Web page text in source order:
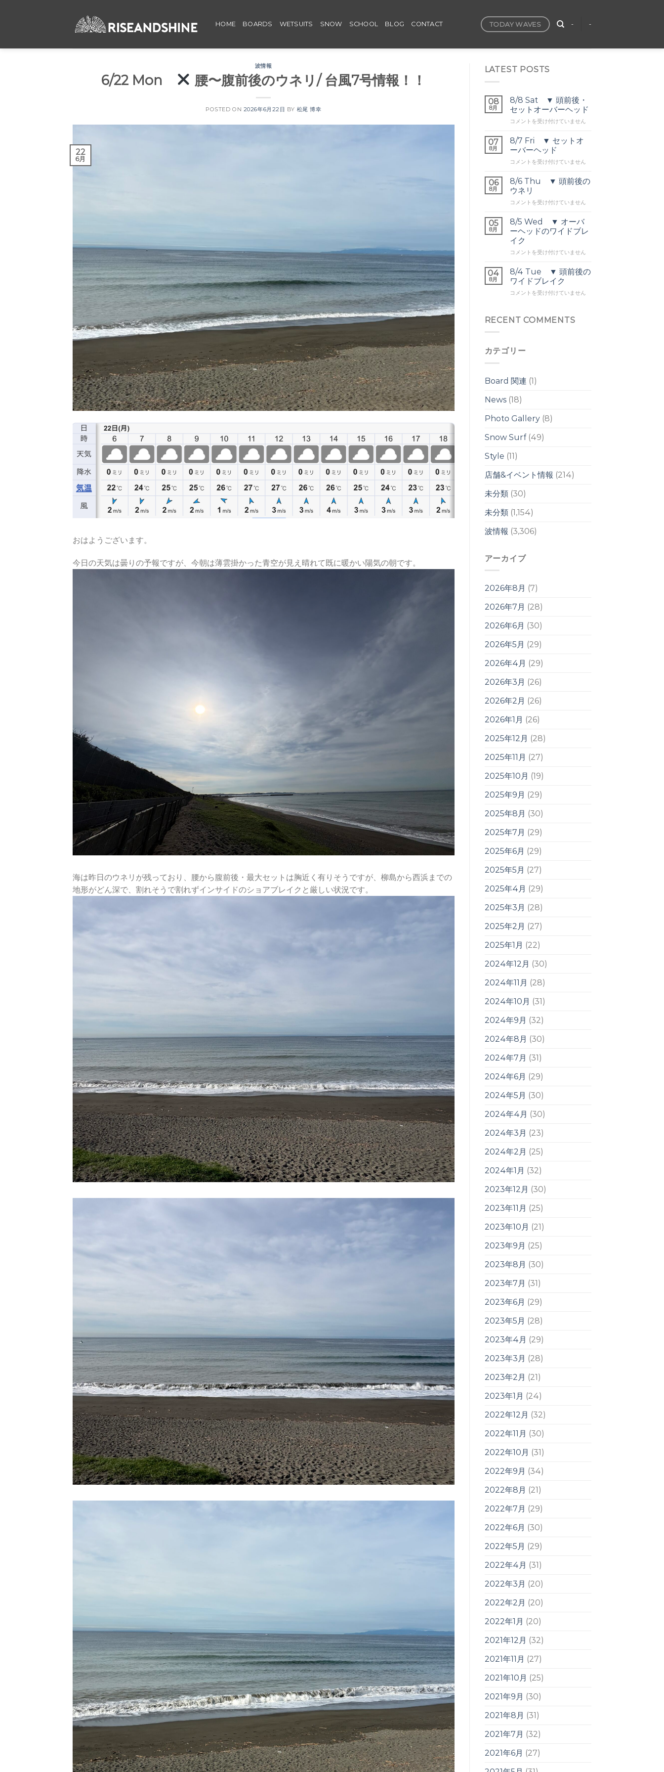
HOME BOARDS WETSUITS SNOW SCHOOL BLOG CONTACT TODAY WAVES - -
波情報
6/22 Mon 腰〜腹前後のウネリ/ 台風7号情報！！
POSTED ON 2026年6月22日 BY 松尾 博幸
22
6月
おはようございます。
今日の天気は曇りの予報ですが、今朝は薄雲掛かった青空が見え晴れて既に暖かい陽気の朝です。
海は昨日のウネリが残っており、腰から腹前後・最大セットは胸近く有りそうですが、柳島から西浜までの
地形がどん深で、割れそうで割れずインサイドのショアブレイクと厳しい状況です。
LATEST POSTS
08
8月
8/8 Sat ▼ 頭前後・
セットオーバーヘッド
8/8
▼
頭
後・
ッ
ト
オ
ー
ー
ヘ
ッ
ド
は
コメントを受け付けていません
07
8月
8/7 Fri ▼ セットオ
ーバーヘッド
8/7
▼
セ
ッ
ト
ー
ヘ
ッ
は
コメントを受け付けていません
06
8月
8/6 Thu ▼ 頭前後の
ウネリ
8/6
▼
頭
後
の
ネ
リ
は
コメントを受け付けていません
05
8月
8/5 Wed ▼ オーバ
ーヘッドのワイドブレ
イク
8/5
▼
オ
ー
バ
ッ
イ
レ
イ
は
コメントを受け付けていません
04
8月
8/4 Tue ▼ 頭前後の
ワイドブレイク
8/4
頭
ワ
ブ
レ
ク
コメントを受け付けていません
RECENT COMMENTS
カテゴリー
Board 関連 (1)
News(18)
Photo Gallery(8)
Snow Surf(49)
Style (11)
店舗&イベント情報 (214)
未分類(30)
未分類(1,154)
波情報 (3,306)
アーカイブ
2026年8月 (7)
2026年7月 (28)
2026年6月 (30)
2026年5月 (29)
2026年4月 (29)
2026年3月 (26)
2026年2月 (26)
2026年1月 (26)
2025年12月 (28)
2025年11月 (27)
2025年10月 (19)
2025年9月 (29)
2025年8月 (30)
2025年7月 (29)
2025年6月 (29)
2025年5月 (27)
2025年4月 (29)
2025年3月 (28)
2025年2月 (27)
2025年1月 (22)
2024年12月 (30)
2024年11月 (28)
2024年10月 (31)
2024年9月 (32)
2024年8月 (30)
2024年7月 (31)
2024年6月 (29)
2024年5月 (30)
2024年4月 (30)
2024年3月 (23)
2024年2月 (25)
2024年1月 (32)
2023年12月 (30)
2023年11月 (25)
2023年10月 (21)
2023年9月 (25)
2023年8月 (30)
2023年7月 (31)
2023年6月 (29)
2023年5月 (28)
2023年4月 (29)
2023年3月 (28)
2023年2月 (21)
2023年1月 (24)
2022年12月 (32)
2022年11月 (30)
2022年10月 (31)
2022年9月 (34)
2022年8月 (21)
2022年7月 (29)
2022年6月 (30)
2022年5月 (29)
2022年4月 (31)
2022年3月 (20)
2022年2月 (20)
2022年1月 (20)
2021年12月 (32)
2021年11月 (27)
2021年10月 (25)
2021年9月 (30)
2021年8月 (31)
2021年7月 (32)
2021年6月 (27)